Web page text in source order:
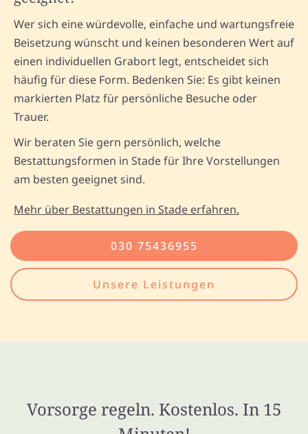
Wer sich eine würdevolle, einfache und wartungsfreie
Beisetzung wünscht und keinen besonderen Wert auf
einen individuellen Grabort legt, entscheidet sich
häufig für diese Form. Bedenken Sie: Es gibt keinen
markierten Platz für persönliche Besuche oder
Trauer.
Wir beraten Sie gern persönlich, welche
Bestattungsformen in Stade für Ihre Vorstellungen
am besten geeignet sind.
Mehr über Bestattungen in Stade erfahren.
030 75436955
Unsere Leistungen
Vorsorge regeln. Kostenlos. In 15